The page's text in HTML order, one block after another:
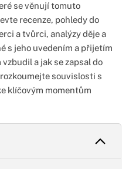
se věnují tomuto
recenze, pohledy do
a tvůrci, analýzy děje a
s jeho uvedením a přijetím
a jak se zapsal do
souvislosti s
klíčovým momentům